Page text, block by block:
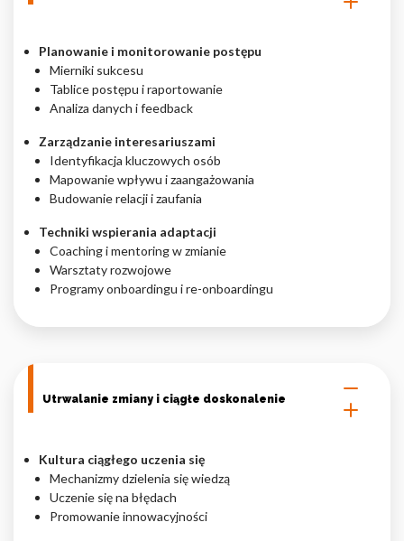
Planowanie i monitorowanie postępu
Mierniki sukcesu
Tablice postępu i raportowanie
Analiza danych i feedback
Zarządzanie interesariuszami
Identyfikacja kluczowych osób
Mapowanie wpływu i zaangażowania
Budowanie relacji i zaufania
Techniki wspierania adaptacji
Coaching i mentoring w zmianie
Warsztaty rozwojowe
Programy onboardingu i re-onboardingu
Utrwalanie zmiany i ciągłe doskonalenie
Kultura ciągłego uczenia się
Mechanizmy dzielenia się wiedzą
Uczenie się na błędach
Promowanie innowacyjności